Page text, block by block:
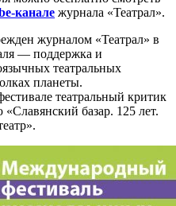
канале журнала «Театрал».
журналом «Театрал» в
— поддержка и
театральных
планеты.
театральный критик
базар. 125 лет.